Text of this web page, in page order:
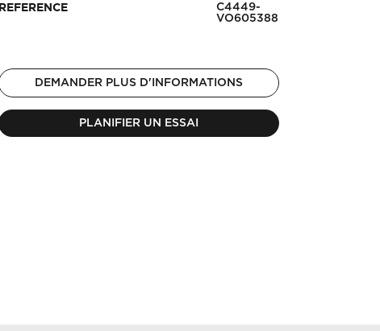
REFERENCE
C4449-
VO605388
DEMANDER PLUS D'INFORMATIONS
PLANIFIER UN ESSAI